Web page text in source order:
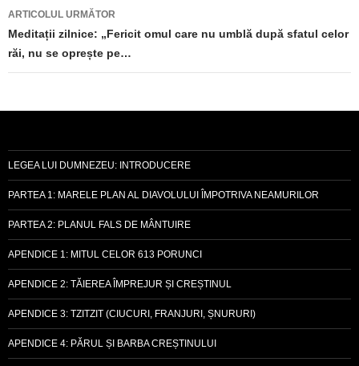
ARTICOLUL URMĂTOR
Meditații zilnice: „Fericit omul care nu umblă după sfatul celor
răi, nu se oprește pe…
LEGEA LUI DUMNEZEU: INTRODUCERE
PARTEA 1: MARELE PLAN AL DIAVOLULUI ÎMPOTRIVA NEAMURILOR
PARTEA 2: PLANUL FALS DE MÂNTUIRE
APENDICE 1: MITUL CELOR 613 PORUNCI
APENDICE 2: TĂIEREA ÎMPREJUR ȘI CREȘTINUL
APENDICE 3: TZITZIT (CIUCURI, FRANJURI, ȘNURURI)
APENDICE 4: PĂRUL ȘI BARBA CREȘTINULUI